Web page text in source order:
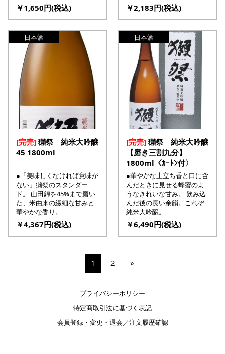
￥1,650円(税込) ￥2,183円(税込)
[完売] 獺祭 純米大吟醸
45 1800ml
●「美味しくなければ意味が
ない」獺祭のスタンダー
ド。 山田錦を45%まで磨い
た、米由来の繊細な甘みと
華やかな香り。
￥4,367円(税込)
日本酒
[完売] 獺祭 純米大吟醸
【磨き三割九分】
1800ml〈ｶｰﾄﾝ付〉
●華やかな上立ち香と口に含
んだときに見せる蜂蜜のよ
うなきれいな甘み。 飲み込
んだ後の長い余韻。これぞ
純米大吟醸。
￥6,490円(税込)
日本酒
1 2 »
プライバシーポリシー
特定商取引法に基づく表記
会員登録・変更・退会／注文履歴確認